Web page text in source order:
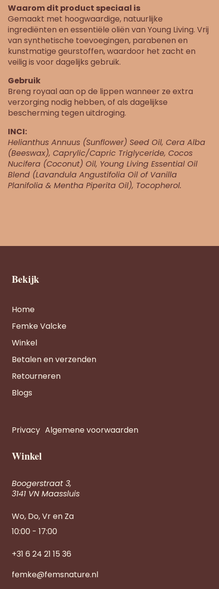
Waarom dit product speciaal is
Gemaakt met hoogwaardige, natuurlijke
ingrediënten en essentiële oliën van Young Living. Vrij
van synthetische toevoegingen, parabenen en
kunstmatige geurstoffen, waardoor het zacht en
veilig is voor dagelijks gebruik.
Gebruik
Breng royaal aan op de lippen wanneer ze extra
verzorging nodig hebben, of als dagelijkse
bescherming tegen uitdroging.
INCI:
Helianthus Annuus (Sunflower) Seed Oil, Cera Alba
(Beeswax), Caprylic/Capric Triglyceride, Cocos
Nucifera (Coconut) Oil, Young Living Essential Oil
Blend (Lavandula Angustifolia Oil of Vanilla
Planifolia & Mentha Piperita Oil), Tocopherol.
Bekijk
Home
Femke Valcke
Winkel
Betalen en verzenden
Retourneren
Blogs
Privacy Algemene voorwaarden
Winkel
Boogerstraat 3,
3141 VN Maassluis
Wo, Do, Vr en Za
10:00 - 17:00
+31 6 24 21 15 36
femke@femsnature.nl